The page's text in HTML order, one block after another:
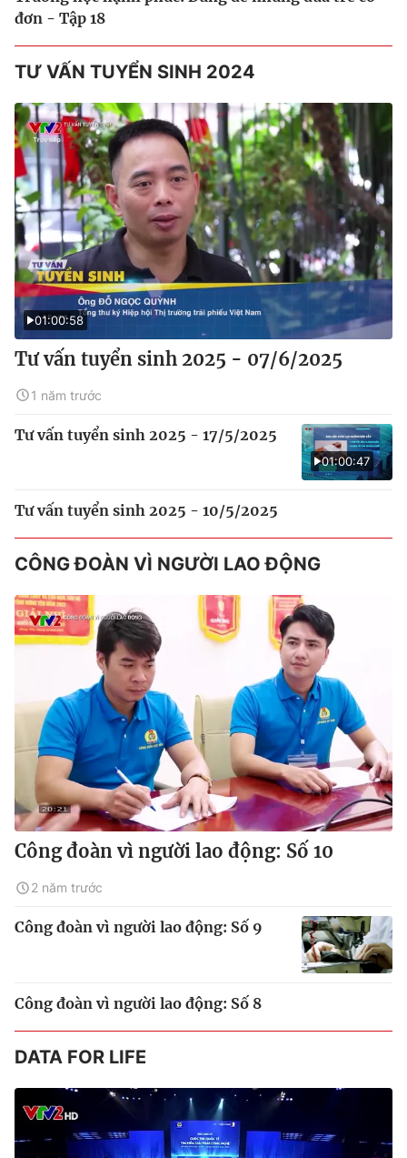
đơn - Tập 18
TƯ VẤN TUYỂN SINH 2024
01:00:58
Tư vấn tuyển sinh 2025 - 07/6/2025
1 năm trước
01:00:47
Tư vấn tuyển sinh 2025 - 17/5/2025
Tư vấn tuyển sinh 2025 - 10/5/2025
CÔNG ĐOÀN VÌ NGƯỜI LAO ĐỘNG
Công đoàn vì người lao động: Số 10
2 năm trước
Công đoàn vì người lao động: Số 9
Công đoàn vì người lao động: Số 8
DATA FOR LIFE